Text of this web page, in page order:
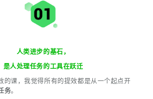
人类进步的基石，
是人处理任务的工具在跃迁
的课，我觉得所有的提效都是从一个起点开
务。